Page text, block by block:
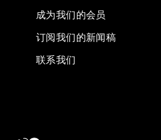
成为我们的会员
订阅我们的新闻稿
联系我们